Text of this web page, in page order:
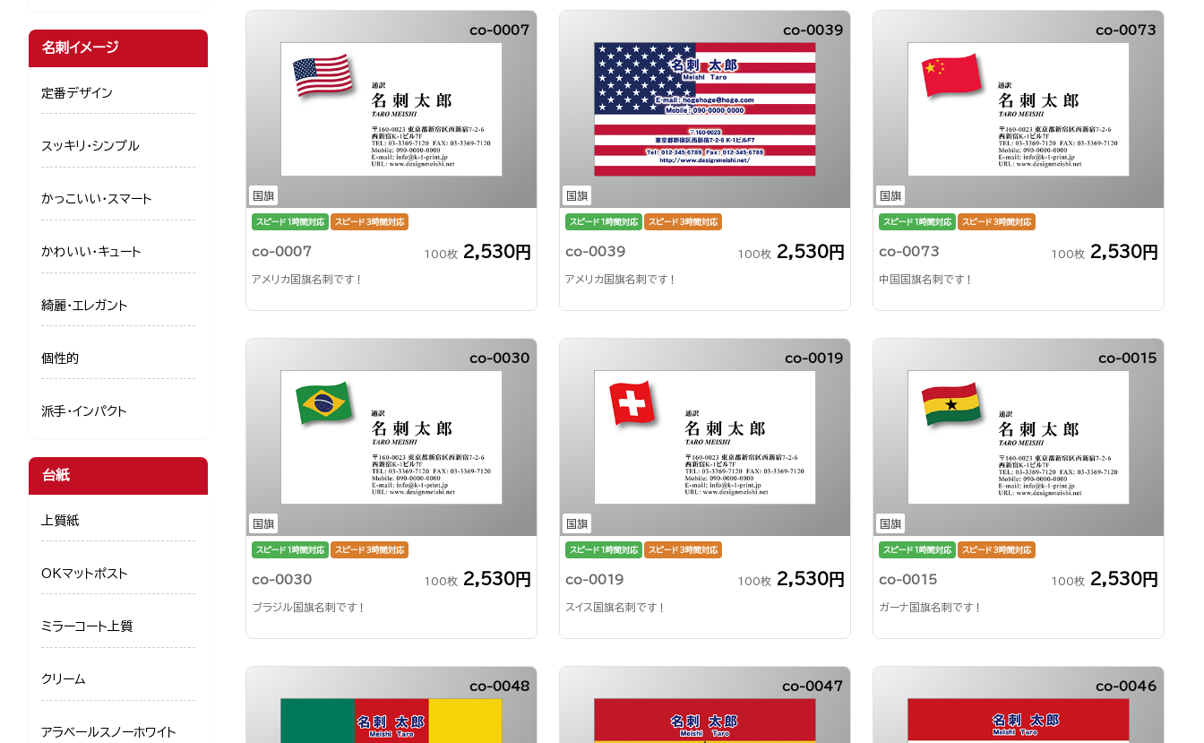
国旗
co-0007
スピード1時間対応 スピード3時間対応
co-0007 100枚 2,530円
アメリカ国旗名刺です！
国旗
co-0039
スピード1時間対応 スピード3時間対応
co-0039 100枚 2,530円
アメリカ国旗名刺です！
国旗
co-0073
スピード1時間対応 スピード3時間対応
co-0073 100枚 2,530円
中国国旗名刺です！
国旗
co-0030
スピード1時間対応 スピード3時間対応
co-0030 100枚 2,530円
ブラジル国旗名刺です！
国旗
co-0019
スピード1時間対応 スピード3時間対応
co-0019 100枚 2,530円
スイス国旗名刺です！
国旗
co-0015
スピード1時間対応 スピード3時間対応
co-0015 100枚 2,530円
ガーナ国旗名刺です！
co-0048 co-0047 co-0046
名刺イメージ
定番デザイン
スッキリ・シンプル
かっこいい・スマート
かわいい・キュート
綺麗・エレガント
個性的
派手・インパクト
台紙
上質紙
OKマットポスト
ミラーコート上質
クリーム
アラベールスノーホワイト